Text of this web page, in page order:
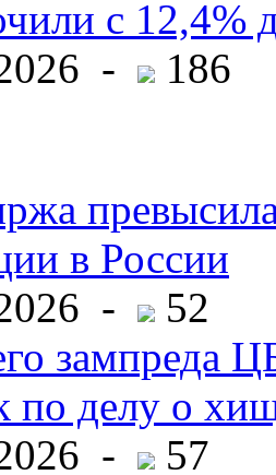
с 12,4%
-
186
в России
-
52
зампреда
по делу о
-
57